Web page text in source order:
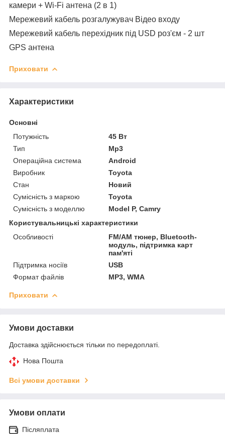
камери + Wi-Fi антена (2 в 1)
Мережевий кабель розгалужувач Відео входу
Мережевий кабель перехідник під USD роз'єм - 2 шт
GPS антена
Приховати
Характеристики
Основні
Потужність
45 Вт
Тип
Mp3
Операційна система
Android
Виробник
Toyota
Стан
Новий
Сумісність з маркою
Toyota
Сумісність з моделлю
Model P, Camry
Користувальницькі характеристики
Особливості
FM/AM тюнер, Bluetooth-
модуль, підтримка карт
пам'яті
Підтримка носіїв
USB
Формат файлів
MP3, WMA
Приховати
Умови доставки
Доставка здійснюється тільки по передоплаті.
Нова Пошта
Всі умови доставки
Умови оплати
Післяплата